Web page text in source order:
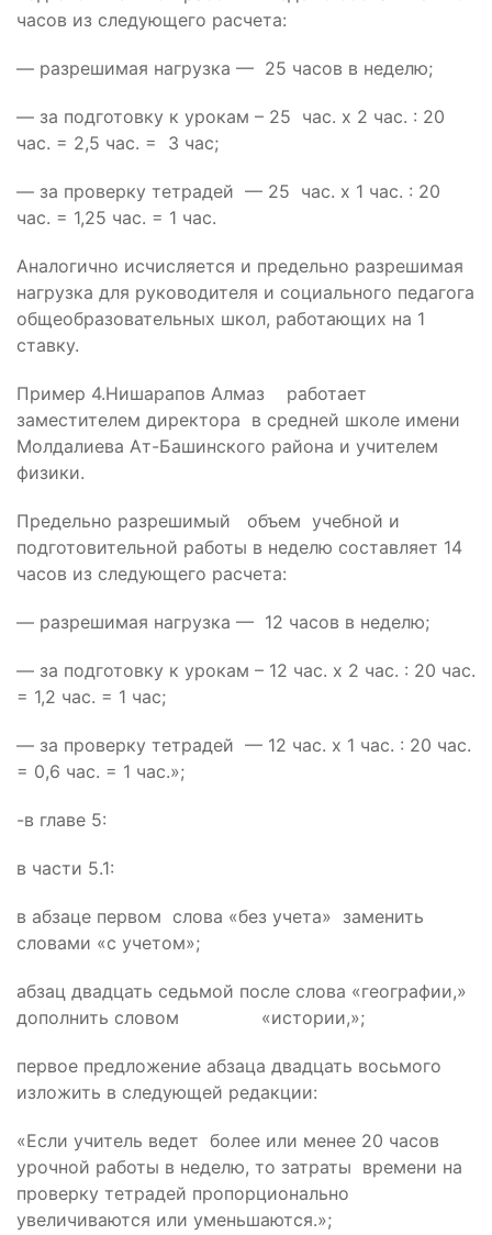
часов из следующего расчета:
— разрешимая нагрузка — 25 часов в неделю;
— за подготовку к урокам – 25 час. х 2 час. : 20
час. = 2,5 час. = 3 час;
— за проверку тетрадей — 25 час. х 1 час. : 20
час. = 1,25 час. = 1 час.
Аналогично исчисляется и предельно разрешимая
нагрузка для руководителя и социального педагога
общеобразовательных школ, работающих на 1
ставку.
Пример 4.Нишарапов Алмаз работает
заместителем директора в средней школе имени
Молдалиева Ат-Башинского района и учителем
физики.
Предельно разрешимый объем учебной и
подготовительной работы в неделю составляет 14
часов из следующего расчета:
— разрешимая нагрузка — 12 часов в неделю;
— за подготовку к урокам – 12 час. х 2 час. : 20 час.
= 1,2 час. = 1 час;
— за проверку тетрадей — 12 час. х 1 час. : 20 час.
= 0,6 час. = 1 час.»;
-в главе 5:
в части 5.1:
в абзаце первом слова «без учета» заменить
словами «с учетом»;
абзац двадцать седьмой после слова «географии,»
дополнить словом «истории,»;
первое предложение абзаца двадцать восьмого
изложить в следующей редакции:
«Если учитель ведет более или менее 20 часов
урочной работы в неделю, то затраты времени на
проверку тетрадей пропорционально
увеличиваются или уменьшаются.»;